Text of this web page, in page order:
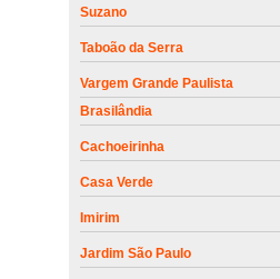
Suzano
Taboão da Serra
Vargem Grande Paulista
Brasilândia
Cachoeirinha
Casa Verde
Imirim
Jardim São Paulo